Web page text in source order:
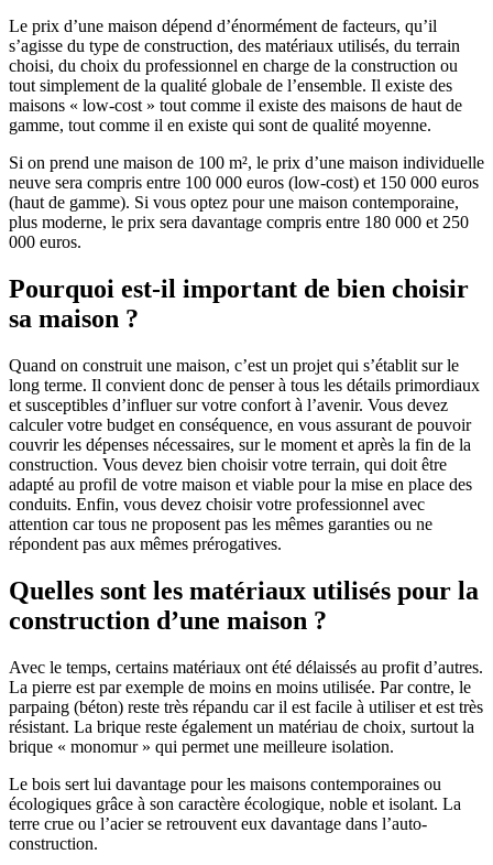
Le prix d’une maison dépend d’énormément de facteurs, qu’il
s’agisse du type de construction, des matériaux utilisés, du terrain
choisi, du choix du professionnel en charge de la construction ou
tout simplement de la qualité globale de l’ensemble. Il existe des
maisons « low-cost » tout comme il existe des maisons de haut de
gamme, tout comme il en existe qui sont de qualité moyenne.
Si on prend une maison de 100 m², le prix d’une maison individuelle
neuve sera compris entre 100 000 euros (low-cost) et 150 000 euros
(haut de gamme). Si vous optez pour une maison contemporaine,
plus moderne, le prix sera davantage compris entre 180 000 et 250
000 euros.
Pourquoi est-il important de bien choisir
sa maison ?
Quand on construit une maison, c’est un projet qui s’établit sur le
long terme. Il convient donc de penser à tous les détails primordiaux
et susceptibles d’influer sur votre confort à l’avenir. Vous devez
calculer votre budget en conséquence, en vous assurant de pouvoir
couvrir les dépenses nécessaires, sur le moment et après la fin de la
construction. Vous devez bien choisir votre terrain, qui doit être
adapté au profil de votre maison et viable pour la mise en place des
conduits. Enfin, vous devez choisir votre professionnel avec
attention car tous ne proposent pas les mêmes garanties ou ne
répondent pas aux mêmes prérogatives.
Quelles sont les matériaux utilisés pour la
construction d’une maison ?
Avec le temps, certains matériaux ont été délaissés au profit d’autres.
La pierre est par exemple de moins en moins utilisée. Par contre, le
parpaing (béton) reste très répandu car il est facile à utiliser et est très
résistant. La brique reste également un matériau de choix, surtout la
brique « monomur » qui permet une meilleure isolation.
Le bois sert lui davantage pour les maisons contemporaines ou
écologiques grâce à son caractère écologique, noble et isolant. La
terre crue ou l’acier se retrouvent eux davantage dans l’auto-
construction.